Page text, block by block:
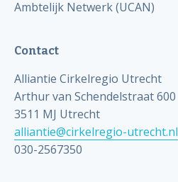
Ambtelijk Netwerk (UCAN)
Contact
Alliantie Cirkelregio Utrecht
Arthur van Schendelstraat 600
3511 MJ Utrecht
alliantie@cirkelregio-utrecht.nl
030-2567350